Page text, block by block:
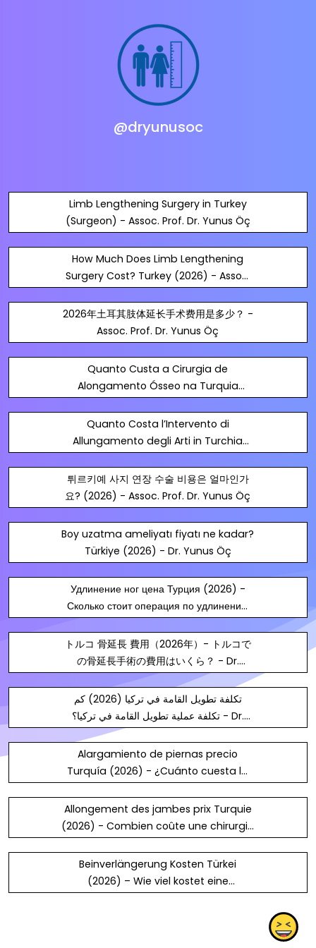
@dryunusoc
Limb Lengthening Surgery in Turkey
(Surgeon) - Assoc. Prof. Dr. Yunus Öç
How Much Does Limb Lengthening
Surgery Cost? Turkey (2026) - Assoc.
2026年土耳其肢体延长手术费用是多少？ -
Assoc. Prof. Dr. Yunus Öç
Quanto Custa a Cirurgia de
Alongamento Ósseo na Turquia
Quanto Costa l’Intervento di
Allungamento degli Arti in Turchia
튀르키예 사지 연장 수술 비용은 얼마인가
요? (2026) - Assoc. Prof. Dr. Yunus Öç
Boy uzatma ameliyatı fiyatı ne kadar?
Türkiye (2026) - Dr. Yunus Öç
Удлинение ног цена Турция (2026) -
Сколько стоит операция по удлинению
トルコ 骨延長 費用（2026年）- トルコで
の骨延長手術の費用はいくら？ - Dr.
تكلفة تطويل القامة في تركيا (2026) كم
تكلفة عملية تطويل القامة في تركيا؟ - Dr.
Alargamiento de piernas precio
Turquía (2026) - ¿Cuánto cuesta la
- Dr. Yunus Öç
Allongement des jambes prix Turquie
(2026) - Combien coûte une chirurgie
Yunus Öç
Beinverlängerung Kosten Türkei
(2026) – Wie viel kostet eine